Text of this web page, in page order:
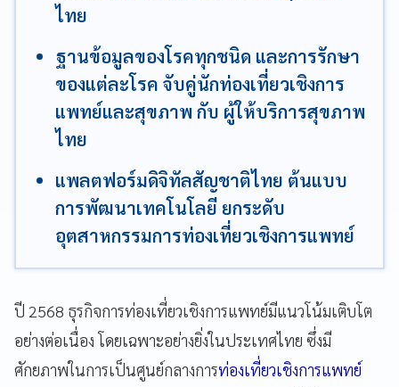
ไทย
ฐานข้อมูลของโรคทุกชนิด และการรักษา
ของแต่ละโรค จับคู่นักท่องเที่ยวเชิงการ
แพทย์และสุขภาพ กับ ผู้ให้บริการสุขภาพ
ไทย
แพลตฟอร์มดิจิทัลสัญชาติไทย ต้นแบบ
การพัฒนาเทคโนโลยี ยกระดับ
อุตสาหกรรมการท่องเที่ยวเชิงการแพทย์
ปี 2568 ธุรกิจการท่องเที่ยวเชิงการแพทย์มีแนวโน้มเติบโต
อย่างต่อเนื่อง โดยเฉพาะอย่างยิ่งในประเทศไทย ซึ่งมี
ศักยภาพในการเป็นศูนย์กลางการท่องเที่ยวเชิงการแพทย์